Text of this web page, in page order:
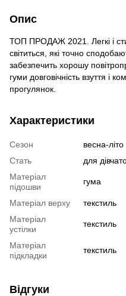
Опис
ТОП ПРОДАЖ 2021. Легкі і
світиться, які точно
забезпечить хорошу
гуми довговічність взуття і
прогулянок.
Характеристики
Сезон
весна-літо
Стать
для
Матеріал
підошви
гума
Матеріал верху
текстиль
Матеріал
устілки
текстиль
Матеріал
підкладки
текстиль
Відгуки